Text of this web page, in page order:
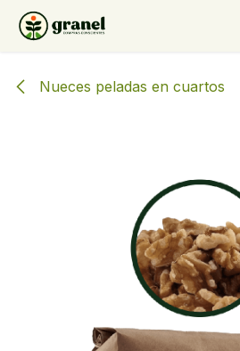
Ir al contenido
Nueces peladas en cuartos